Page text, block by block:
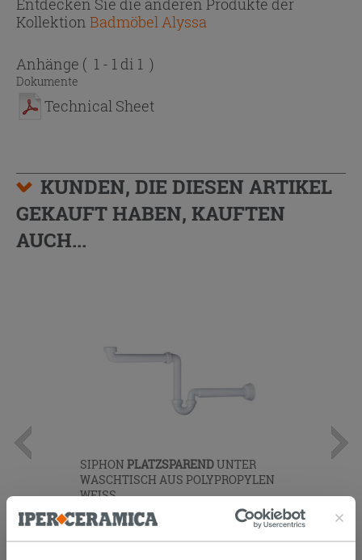
Kollektion Badmöbel Alyssa
Anhänge ( 1 - 1 di 1 )
Dokumente
Technical Sheet
KUNDEN, DIE DIESEN ARTIKEL
GEKAUFT HABEN, KAUFTEN
AUCH...
SIPHON PLATZSPARENDUNTER
WASCHTISCH AUS POLYPROPYLEN
WEISS
12,90 € /STK.